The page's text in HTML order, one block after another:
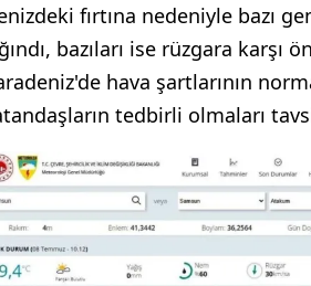
fırtına nedeniyle bazı
bazıları ise rüzgara karşı
hava şartlarının
tedbirli olmaları